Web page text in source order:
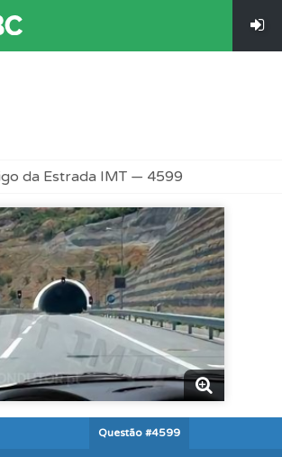
da Estrada IMT — 4599
Questão #4599